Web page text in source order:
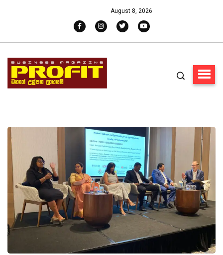
August 8, 2026